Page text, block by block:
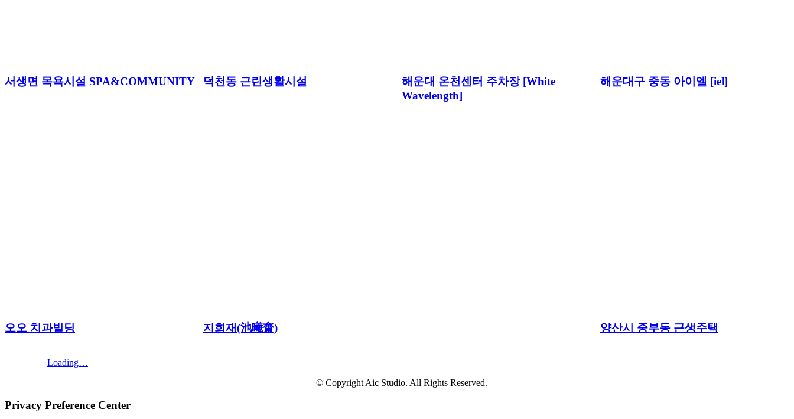
서생면 목욕시설 SPA&COMMUNITY 덕천동 근린생활시설
해운대 온천센터 주차장 [White
Wavelength]
해운대구 중동 아이엘 [iel]
오오 치과빌딩 지희재(池曦齋) 양산시 중부동 근생주택
Loading…
© Copyright Aic Studio. All Rights Reserved.
Privacy Preference Center